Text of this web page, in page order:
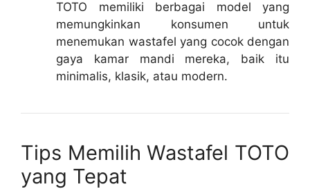
TOTO memiliki berbagai model yang
memungkinkan konsumen untuk
menemukan wastafel yang cocok dengan
gaya kamar mandi mereka, baik itu
minimalis, klasik, atau modern.
Tips Memilih Wastafel TOTO
yang Tepat